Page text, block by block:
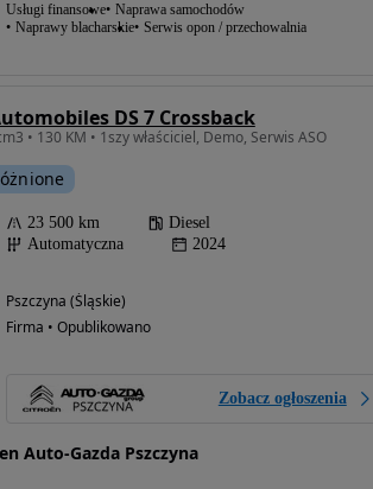
Usługi finansowe Naprawa samochodów
Naprawy blacharskie Serwis opon / przechowalnia
DS 7 Crossback
• 130 KM • 1szy właściciel, Demo, Serwis ASO
23 500 km
Diesel
Automatyczna
2024
Pszczyna (Śląskie)
Firma • Opublikowano
Zobacz ogłoszenia
Auto-Gazda Pszczyna